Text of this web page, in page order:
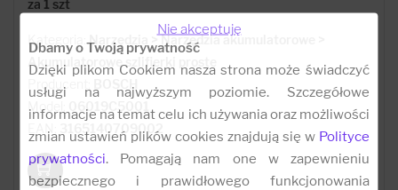
za 1 szt
Kategoria:Narzędzia > Narzędzia akumulatorowe >
Akumulatorowe szlifierki proste
Producent:
BOSCH
Model:
06019C5001
EAN:
3165140709002
Nie akceptuję
Dbamy o Twoją prywatność
Dzięki plikom Cookiem nasza strona może świadczyć
usługi na najwyższym poziomie. Szczegółowe
informacje na temat celu ich używania oraz możliwości
zmian ustawień plików cookies znajdują się w Polityce
prywatności. Pomagają nam one w zapewnieniu
bezpiecznego i prawidłowego funkcjonowania